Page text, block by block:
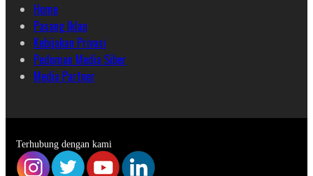
Home
Pasang Iklan
Kebijakan Privasi
Pedoman Media Siber
Media Partner
Terhubung dengan kami